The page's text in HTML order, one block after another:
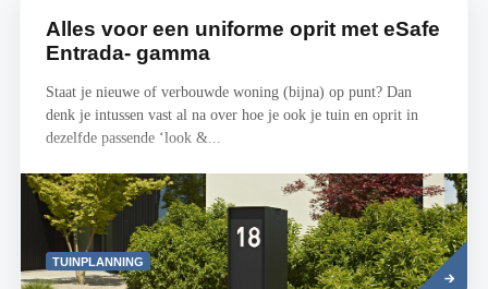
Alles voor een uniforme oprit met eSafe
Entrada- gamma
Staat je nieuwe of verbouwde woning (bijna) op punt? Dan
denk je intussen vast al na over hoe je ook je tuin en oprit in
dezelfde passende ‘look &...
TUINPLANNING
Read
more